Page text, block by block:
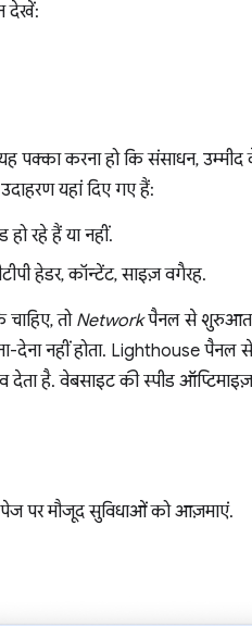
देखें:
करना हो कि संसाधन, उम्मीद
यहां दिए गए हैं:
रहे हैं या नहीं.
हेडर, कॉन्टेंट, साइज़ वगैरह.
तो Networkपैनल से शुरुआत
देना नहीं होता. Lighthouse
देता है. वेबसाइट की स्पीड
पेज पर मौजूद सुविधाओं को आज़माएं.